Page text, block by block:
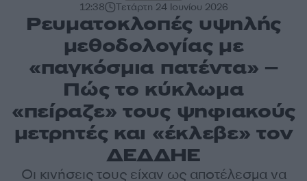
12:38 Τετάρτη 24 Ιουνίου 2026
Ρευματοκλοπές υψηλής
μεθοδολογίας με
«παγκόσμια πατέντα» –
Πώς το κύκλωμα
«πείραζε» τους ψηφιακούς
μετρητές και «έκλεβε» τον
ΔΕΔΔΗΕ
Οι κινήσεις τους είχαν ως αποτέλεσμα να